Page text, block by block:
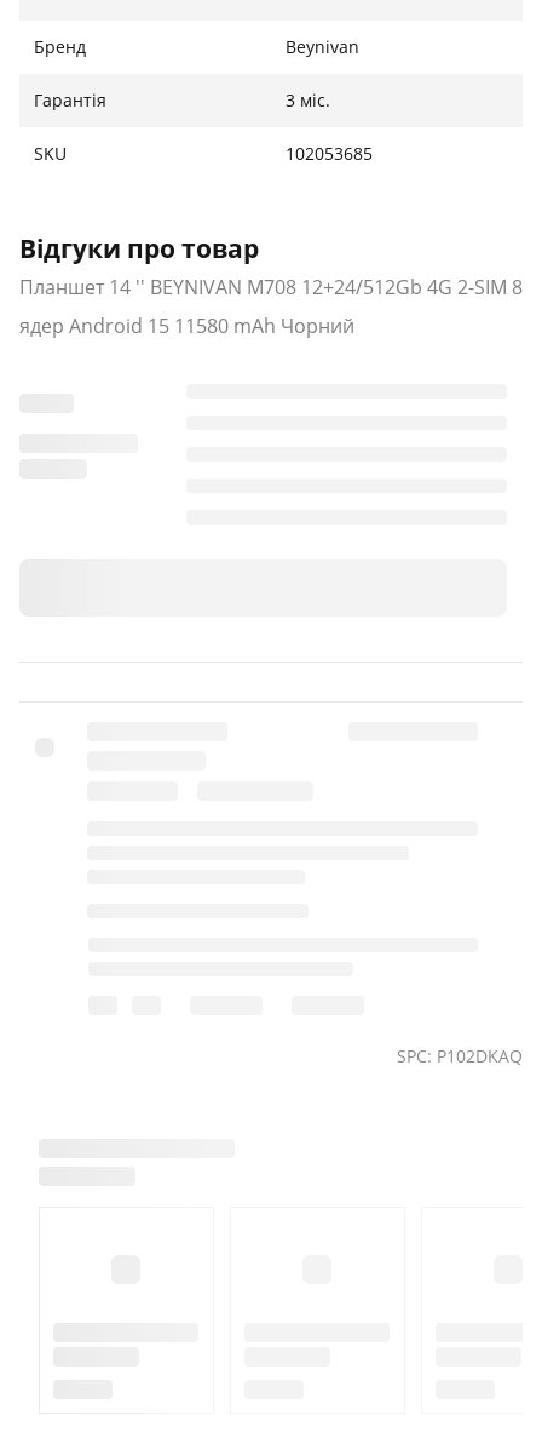
максимальною продуктивністю.
Бренд Beynivan
Гарантія 3 міс.
SKU 102053685
Відгуки про товар
Планшет 14 '' BEYNIVAN M708 12+24/512Gb 4G 2-SIM 8
ядер Android 15 11580 mAh Чорний
SPC: P102DKAQ